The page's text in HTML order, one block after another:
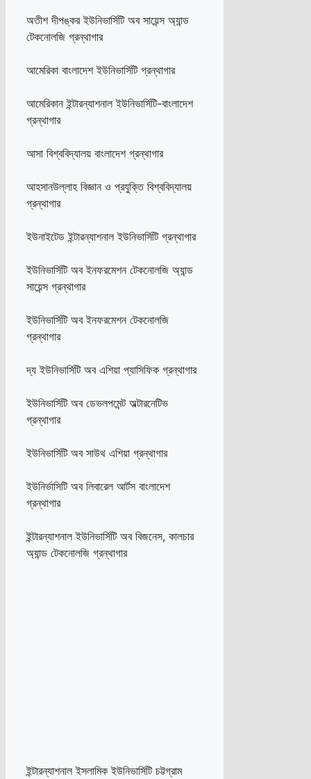
অতীশ দীপঙ্কর ইউনিভার্সিটি অব সায়েন্স অ্যান্ড
টেকনোলজি গ্রন্থাগার
আমেরিকা বাংলাদেশ ইউনিভার্সিটি গ্রন্থাগার
আমেরিকান ইন্টারন্যাশনাল ইউনিভার্সিটি-বাংলাদেশ
গ্রন্থাগার
আসা বিশ্ববিদ্যালয় বাংলাদেশ গ্রন্থাগার
আহসানউল্লাহ বিজ্ঞান ও প্রযুক্তি বিশ্ববিদ্যালয়
গ্রন্থাগার
ইউনাইটেড ইন্টারন্যাশনাল ইউনিভার্সিটি গ্রন্থাগার
ইউনিভার্সিটি অব ইনফরমেশন টেকনোলজি অ্যান্ড
সায়েন্স গ্রন্থাগার
ইউনিভার্সিটি অব ইনফরমেশন টেকনোলজি
গ্রন্থাগার
দ্য ইউনিভার্সিটি অব এশিয়া প্যাসিফিক গ্রন্থাগার
ইউনিভার্সিটি অব ডেভলপমেন্ট অল্টারনেটিভ
গ্রন্থাগার
ইউনিভার্সিটি অব সাউথ এশিয়া গ্রন্থাগার
ইউনির্ভাসিটি অব লিবারেল আর্টস বাংলাদেশ
গ্রন্থাগার
ইন্টারন্যাশনাল ইউনিভার্সিটি অব বিজনেস, কালচার
অ্যান্ড টেকনোলজি গ্রন্থাগার
ইন্টারন্যাশনাল ইসলামিক ইউনিভার্সিটি চট্টগ্রাম